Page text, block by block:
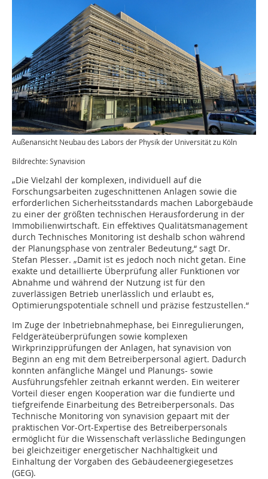
Außenansicht Neubau des Labors der Physik der Universität zu Köln
Bildrechte: Synavision
„Die Vielzahl der komplexen, individuell auf die
Forschungsarbeiten zugeschnittenen Anlagen sowie die
erforderlichen Sicherheitsstandards machen Laborgebäude
zu einer der größten technischen Herausforderung in der
Immobilienwirtschaft. Ein effektives Qualitätsmanagement
durch Technisches Monitoring ist deshalb schon während
der Planungsphase von zentraler Bedeutung,“ sagt Dr.
Stefan Plesser. „Damit ist es jedoch noch nicht getan. Eine
exakte und detaillierte Überprüfung aller Funktionen vor
Abnahme und während der Nutzung ist für den
zuverlässigen Betrieb unerlässlich und erlaubt es,
Optimierungspotentiale schnell und präzise festzustellen.“
Im Zuge der Inbetriebnahmephase, bei Einregulierungen,
Feldgeräteüberprüfungen sowie komplexen
Wirkprinzipprüfungen der Anlagen, hat synavision von
Beginn an eng mit dem Betreiberpersonal agiert. Dadurch
konnten anfängliche Mängel und Planungs- sowie
Ausführungsfehler zeitnah erkannt werden. Ein weiterer
Vorteil dieser engen Kooperation war die fundierte und
tiefgreifende Einarbeitung des Betreiberpersonals. Das
Technische Monitoring von synavision gepaart mit der
praktischen Vor-Ort-Expertise des Betreiberpersonals
ermöglicht für die Wissenschaft verlässliche Bedingungen
bei gleichzeitiger energetischer Nachhaltigkeit und
Einhaltung der Vorgaben des Gebäudeenergiegesetzes
(GEG).